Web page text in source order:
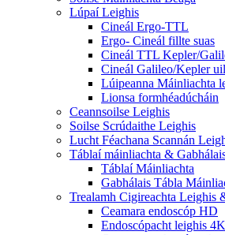
Lúpaí Leighis
Cineál Ergo-TTL
Ergo- Cineál fillte suas
Cineál TTL Kepler/
Cineál Galileo/Kepler
Lúipeanna Máinliachta
Lionsa formhéadúcháin
Ceannsoilse Leighis
Soilse Scrúdaithe Leighis
Lucht Féachana Scannán
Táblaí máinliachta &
Táblaí Máinliachta
Gabhálais Tábla
Trealamh Cigireachta Leighis
Ceamara endoscóp HD
Endoscópacht leighis 4K